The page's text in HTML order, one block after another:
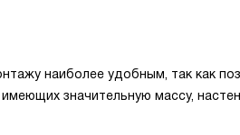
наиболее удобным, так как
значительную массу,